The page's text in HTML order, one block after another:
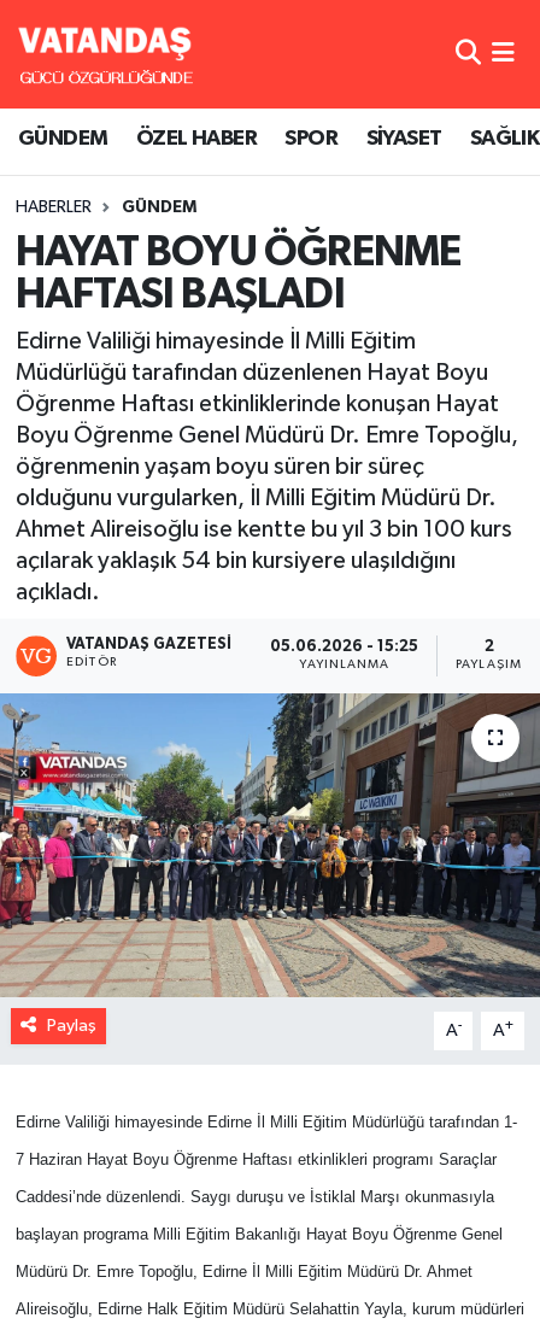
GÜNDEM ÖZEL HABER SPOR SİYASET SAĞLIK
HABERLER GÜNDEM
HAYAT BOYU ÖĞRENME
HAFTASI BAŞLADI
Edirne Valiliği himayesinde İl Milli Eğitim
Müdürlüğü tarafından düzenlenen Hayat Boyu
Öğrenme Haftası etkinliklerinde konuşan Hayat
Boyu Öğrenme Genel Müdürü Dr. Emre Topoğlu,
öğrenmenin yaşam boyu süren bir süreç
olduğunu vurgularken, İl Milli Eğitim Müdürü Dr.
Ahmet Alireisoğlu ise kentte bu yıl 3 bin 100 kurs
açılarak yaklaşık 54 bin kursiyere ulaşıldığını
açıkladı.
VATANDAŞ GAZETESI
EDITÖR
05.06.2026 - 15:25
YAYINLANMA
2
PAYLAŞIM
Paylaş A- A+
Edirne Valiliği himayesinde Edirne İl Milli Eğitim Müdürlüğü tarafından 1-
7 Haziran Hayat Boyu Öğrenme Haftası etkinlikleri programı Saraçlar
Caddesi’nde düzenlendi. Saygı duruşu ve İstiklal Marşı okunmasıyla
başlayan programa Milli Eğitim Bakanlığı Hayat Boyu Öğrenme Genel
Müdürü Dr. Emre Topoğlu, Edirne İl Milli Eğitim Müdürü Dr. Ahmet
Alireisoğlu, Edirne Halk Eğitim Müdürü Selahattin Yayla, kurum müdürleri
GÜNDEM
SPOR
SİYASET
SAĞLIK
Hava Durumu
Süper Lig Puan Durumu ve Fikstür
Tüm Manşetler
Son Dakika Haberleri
Haber Arşivi